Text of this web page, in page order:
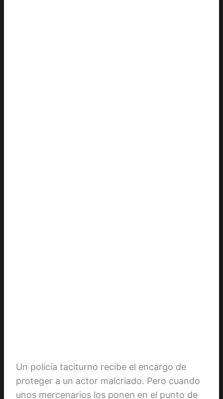
Un policía taciturno recibe el encargo de
proteger a un actor malcriado. Pero cuando
unos mercenarios los ponen en el punto de